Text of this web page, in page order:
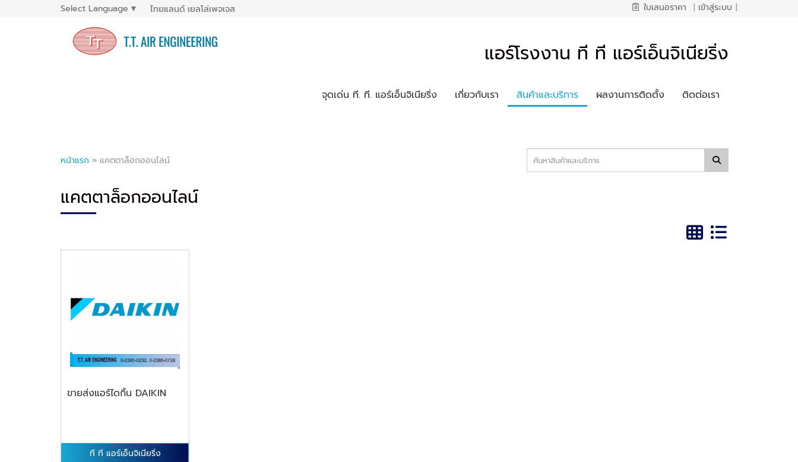
Select Language ▼ ไทยแลนด์ เยลโล่เพจเจส ใบเสนอราคา | เข้าสู่ระบบ |
แอร์โรงงาน ที ที แอร์เอ็นจิเนียริ่ง
จุดเด่น ที. ที. แอร์เอ็นจิเนียริ่ง เกี่ยวกับเรา สินค้าและบริการ ผลงานการติดตั้ง ติดต่อเรา
หน้าแรก » แคตตาล็อกออนไลน์
แคตตาล็อกออนไลน์
ขายส่งแอร์ไดกิ้น DAIKIN
ที ที แอร์เอ็นจิเนียริ่ง